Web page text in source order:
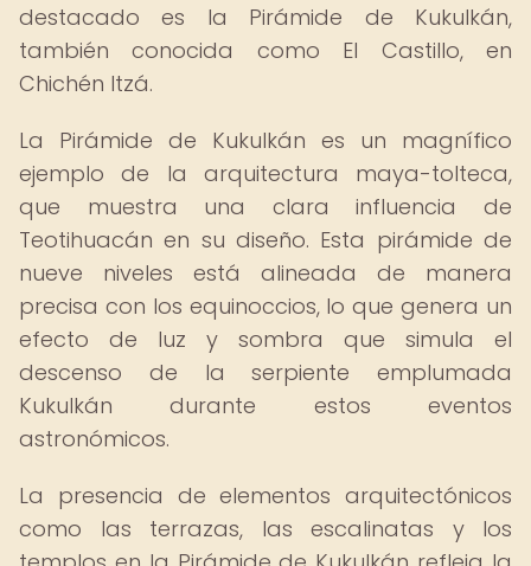
destacado es la Pirámide de Kukulkán,
también conocida como El Castillo, en
Chichén Itzá.
La Pirámide de Kukulkán es un magnífico
ejemplo de la arquitectura maya-tolteca,
que muestra una clara influencia de
Teotihuacán en su diseño. Esta pirámide de
nueve niveles está alineada de manera
precisa con los equinoccios, lo que genera un
efecto de luz y sombra que simula el
descenso de la serpiente emplumada
Kukulkán durante estos eventos
astronómicos.
La presencia de elementos arquitectónicos
como las terrazas, las escalinatas y los